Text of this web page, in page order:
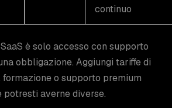
continuo
è solo accesso con supporto
obbligazione. Aggiungi tariffe di
o supporto premium
potresti averne diverse.